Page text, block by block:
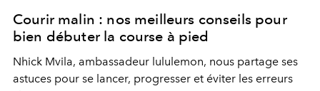
Courir malin : nos meilleurs conseils pour
bien débuter la course à pied
Nhick Mvila, ambassadeur lululemon, nous partage ses
astuces pour se lancer, progresser et éviter les erreurs